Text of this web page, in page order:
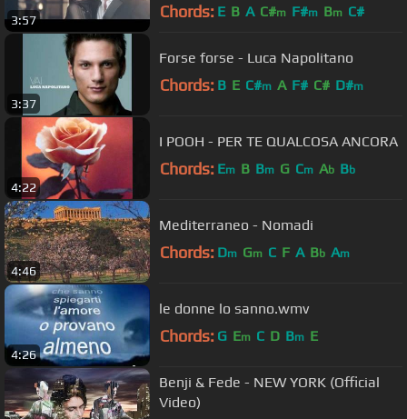
3:57 Chords: E B A C#m F#m Bm C#
3:37
Forse forse - Luca Napolitano
Chords: B E C#m A F# C# D#m
4:22
I POOH - PER TE QUALCOSA ANCORA
Chords: Em B Bm G Cm Ab Bb
4:46
Mediterraneo - Nomadi
Chords: Dm Gm C F A Bb Am
4:26
le donne lo sanno.wmv
Chords: G Em C D Bm E
Benji & Fede - NEW YORK (Official
Video)